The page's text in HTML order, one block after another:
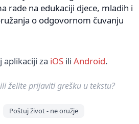
rade na edukaciji djece, mladih i
o odgovornom čuvanju
aplikaciji za iOS ili Android.
želite prijaviti grešku u tekstu?
Poštuj život - ne oružje